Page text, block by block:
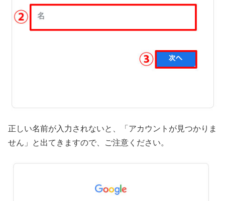
正しい名前が入力されないと、「アカウントが見つかりま
せん」と出てきますので、ご注意ください。